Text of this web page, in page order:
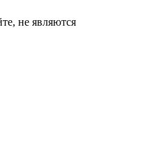
не являются